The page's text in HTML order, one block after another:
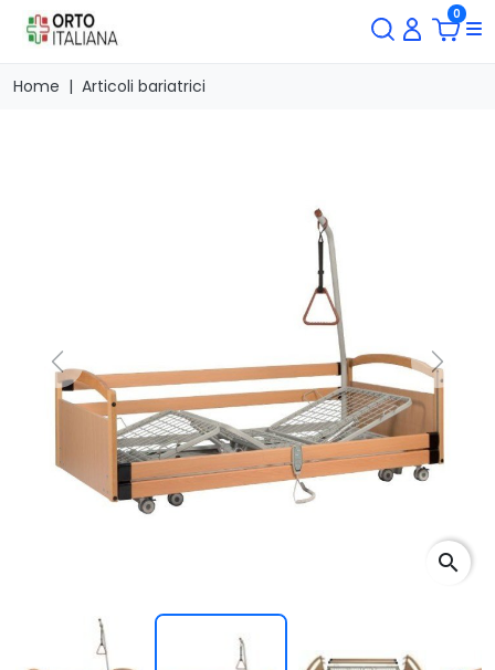
0
Home Articoli bariatrici
Previous Next
search